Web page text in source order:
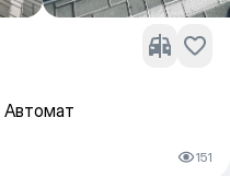
Автомат
151